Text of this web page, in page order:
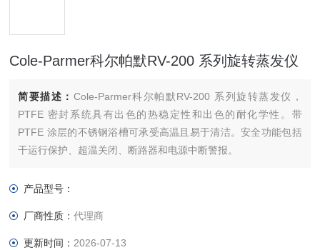
Cole-Parmer科尔帕默RV-200 系列旋转蒸发仪
简要描述： Cole-Parmer科尔帕默RV-200 系列旋转蒸发仪，
PTFE 密封系统具有出色的热稳定性和出色的耐化学性。带
PTFE 涂层的不锈钢浴槽可承受高温且易于清洁。安全功能包括
干运行保护、超温关闭、断路器和电源中断警报。
产品型号：
厂商性质：代理商
更新时间： 2026-07-13